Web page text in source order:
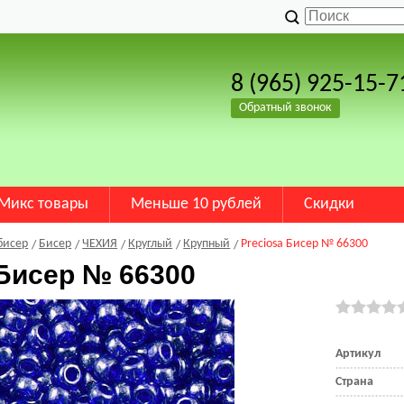
8 (965) 925-15-
Обратный звонок
товары Меньше 10 рублей Скидки
Бисер ЧЕХИЯ Круглый Крупный Preciosa Бисер № 66300
№ 66300
Артикул
Страна